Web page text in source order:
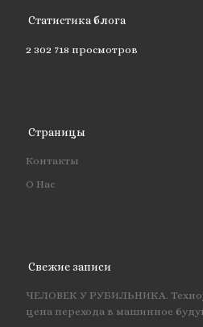
Статистика блога
2 302 718 просмотров
Страницы
Контакты
О Нас
Свежие записи
ЧЕЛОВЕК У РУБИЛЬНИКА.
цена перехода в машинное